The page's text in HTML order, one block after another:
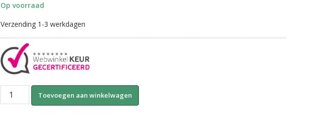
Op voorraad
Verzending 1-3 werkdagen
Stones
Toevoegen aan winkelwagen